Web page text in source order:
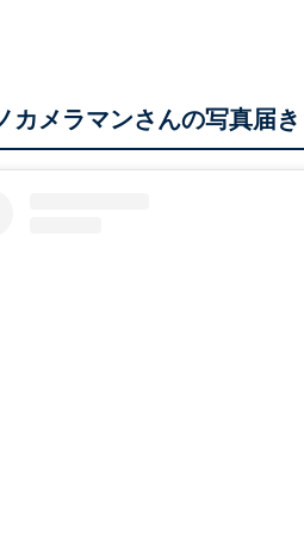
カメラマンさんの写真届